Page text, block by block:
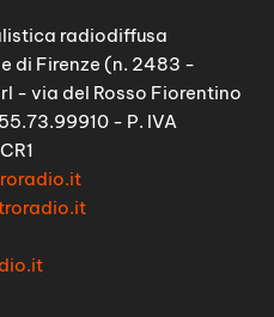
radiodiffusa
di Firenze (n. 2483 -
- via del Rosso Fiorentino
- P. IVA